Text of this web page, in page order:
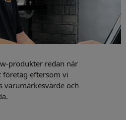
produkter redan när
eftersom vi
varumärkesvärde och